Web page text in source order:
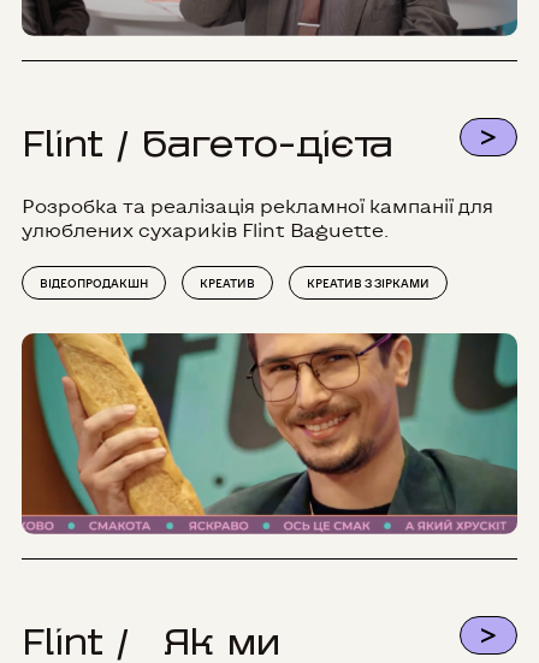
>
Flint / багето-дієта
Розробка та реалізація рекламної кампанії для
улюблених сухариків Flint Baguette.
ВІДЕОПРОДАКШН КРЕАТИВ КРЕАТИВ З ЗІРКАМИ
>
Flint / Як ми